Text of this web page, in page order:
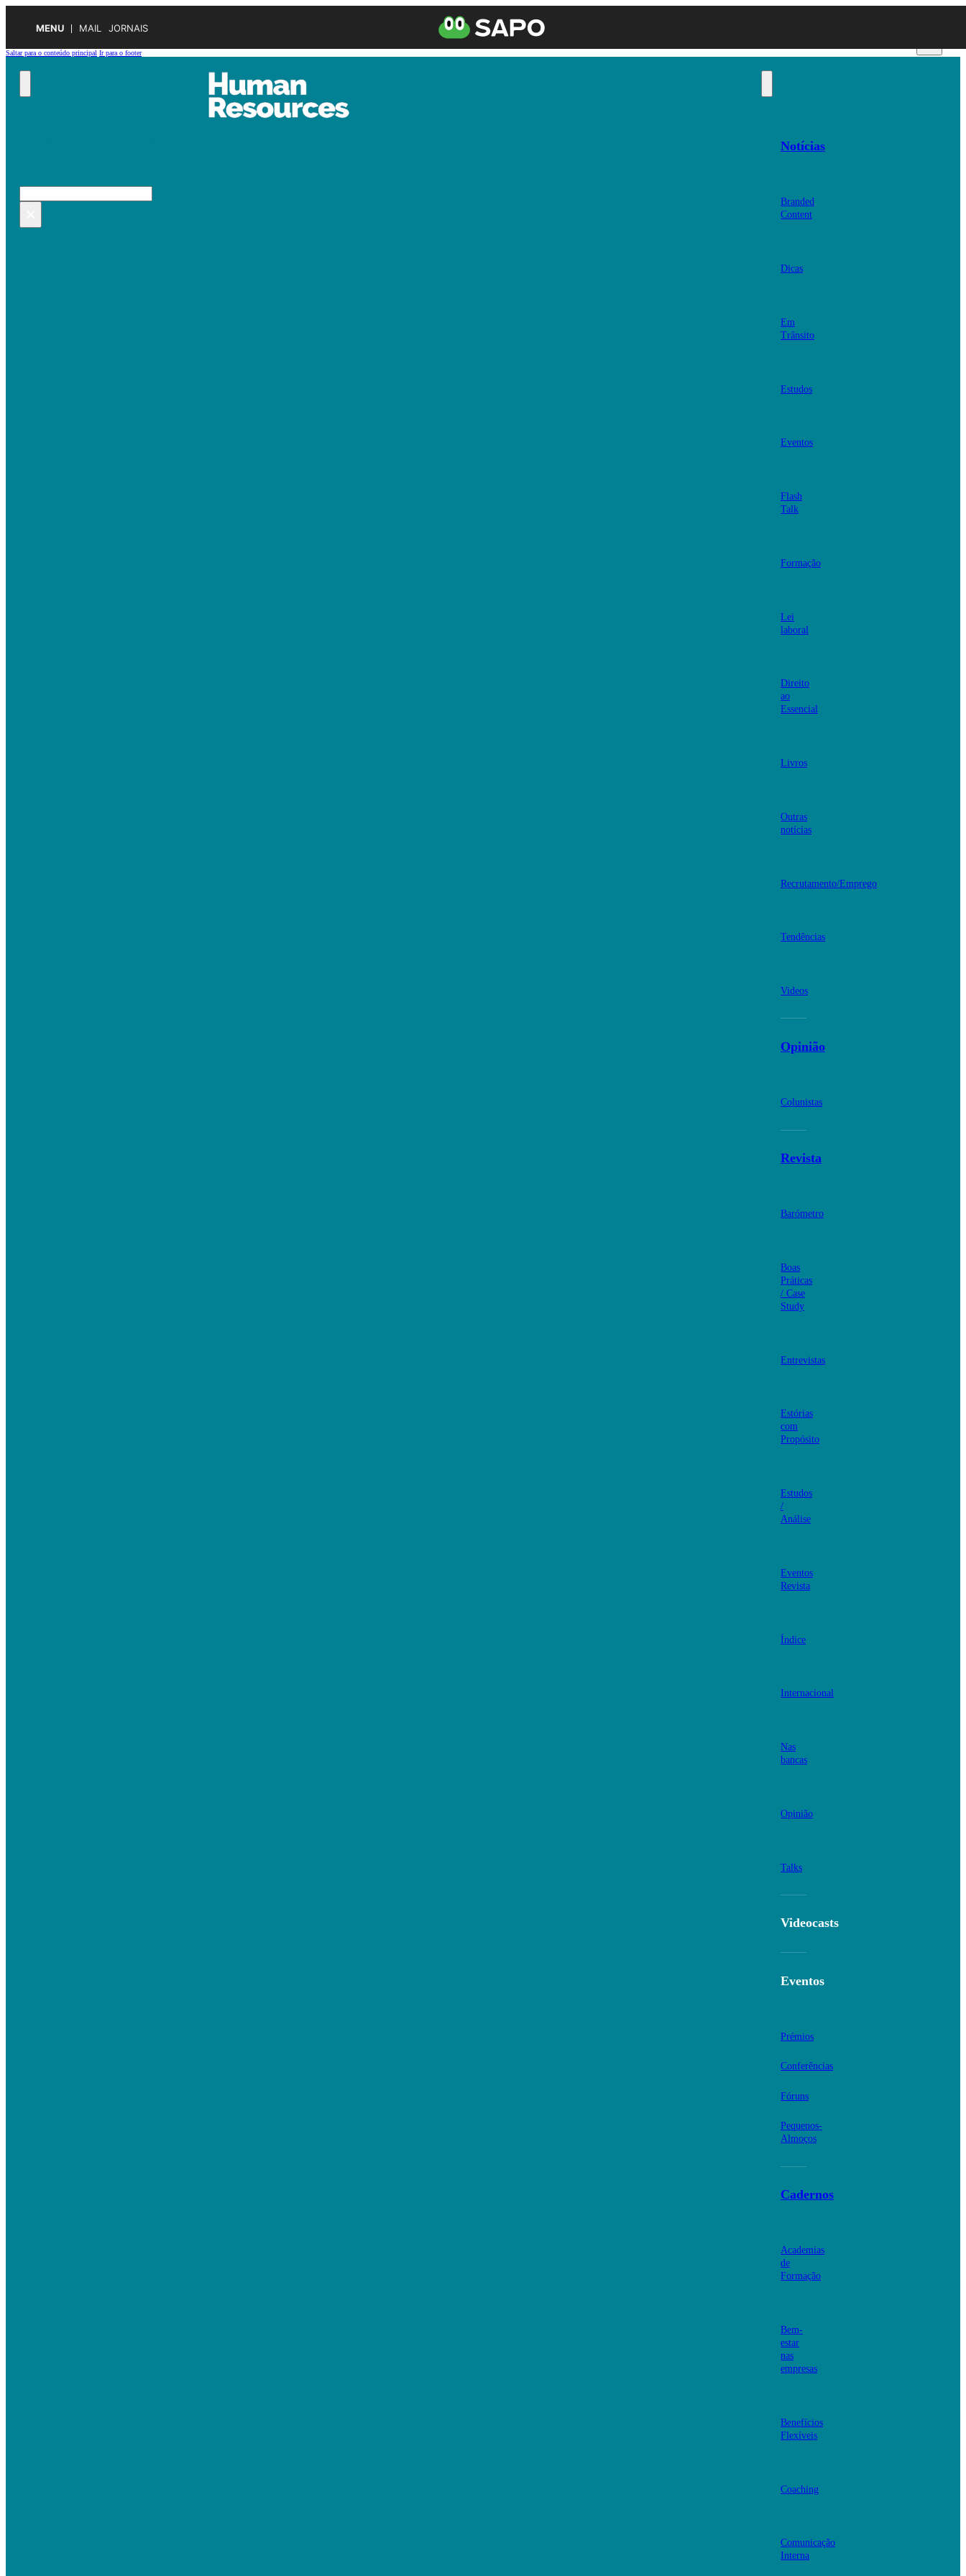
MENU MAIL JORNAIS
Saltar para o conteúdo principal Ir para o footer
Pesquisar
Notícias
Branded
Content
Dicas
Em
Trânsito
Estudos
Eventos
Flash
Talk
Formação
Lei
laboral
Direito
ao
Essencial
Livros
Outras
notícias
Recrutamento/Emprego
Tendências
Videos
Opinião
Colunistas
Revista
Barómetro
Boas
Práticas
/ Case
Study
Entrevistas
Estórias
com
Propósito
Estudos
/
Análise
Eventos
Revista
Índice
Internacional
Nas
bancas
Opinião
Talks
Videocasts
Eventos
Prémios
Conferências
Fóruns
Pequenos-
Almoços
Cadernos
Academias
de
Formação
Bem-
estar
nas
empresas
Benefícios
Flexíveis
Coaching
Comunicação
Interna